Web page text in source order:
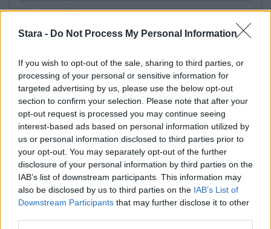
Stara - Do Not Process My Personal Information
If you wish to opt-out of the sale, sharing to third parties, or
processing of your personal or sensitive information for
targeted advertising by us, please use the below opt-out
section to confirm your selection. Please note that after your
opt-out request is processed you may continue seeing
interest-based ads based on personal information utilized by
us or personal information disclosed to third parties prior to
your opt-out. You may separately opt-out of the further
disclosure of your personal information by third parties on the
IAB’s list of downstream participants. This information may
also be disclosed by us to third parties on the IAB’s List of
Downstream Participants that may further disclose it to other
Henkilön ADY (@azerbaycandemiryollari) jakama julkaisu
Voit lisätä Staran Googlen ensisijaiseksi
lähteeksiklikkaamalla tästäja ruksittamalla
laatikon. Voit myös lukea lisää tähän artikkeliin
liittyvistä teemoista ja aiheista, kutenjuna,
matkalaukku, vuoritai laajemmin samasta
aihealueestaMatkailu-osioistamme.